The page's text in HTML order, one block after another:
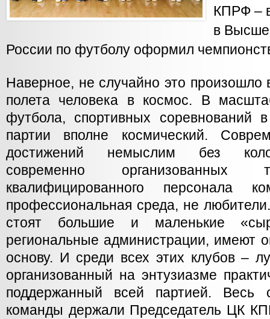
КПРФ –
в
России по футболу оформил
Наверное, не случайно это произошло
полета человека в космос. В
футбола, спортивных
партии вполне космический.
достижений немыслим без
современно организованных
квалифицированного
профессиональная среда, не
стоят большие и маленькие
региональные администрации, имеют
основу. И среди всех этих клубов –
организованный на энтузиазме
поддержанный всей партией. Весь
команды держали Председатель ЦК